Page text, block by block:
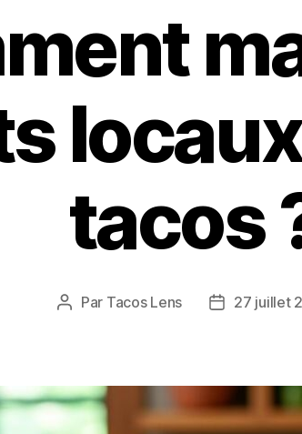
tacos
Auteur
Par Tacos Lens
Date27 juillet